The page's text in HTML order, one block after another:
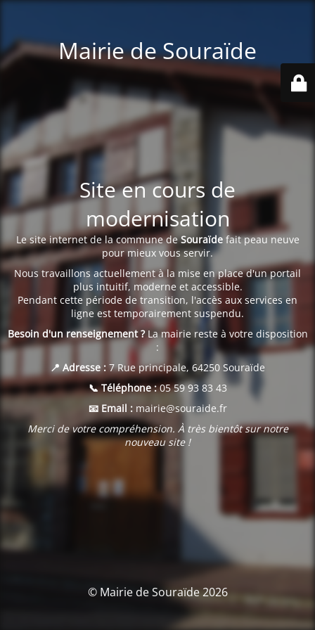
Mairie de Souraïde
Site en cours de
modernisation
Le site internet de la commune deSouraïdefait peau neuve
pour mieux vous servir.
Nous travaillons actuellement à la mise en place d'un portail
plus intuitif, moderne et accessible.
Pendant cette période de transition, l'accès aux services en
ligne est temporairement suspendu.
Besoin d'un renseignement ?La mairie reste à votre disposition
:
📍 Adresse : 7 Rue principale, 64250 Souraïde
📞 Téléphone :05 59 93 83 43
📧 Email :mairie@souraide.fr
Merci de votre compréhension. À très bientôt sur notre
nouveau site !
© Mairie de Souraïde 2026